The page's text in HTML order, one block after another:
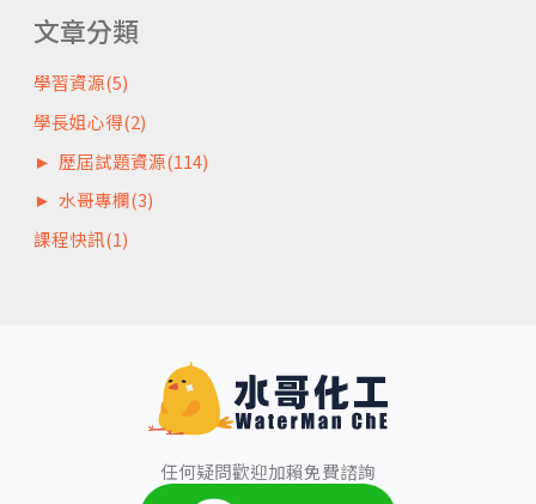
文章分類
學習資源(5)
學長姐心得(2)
► 歷屆試題資源(114)
► 水哥專欄(3)
課程快訊(1)
任何疑問歡迎加賴免費諮詢